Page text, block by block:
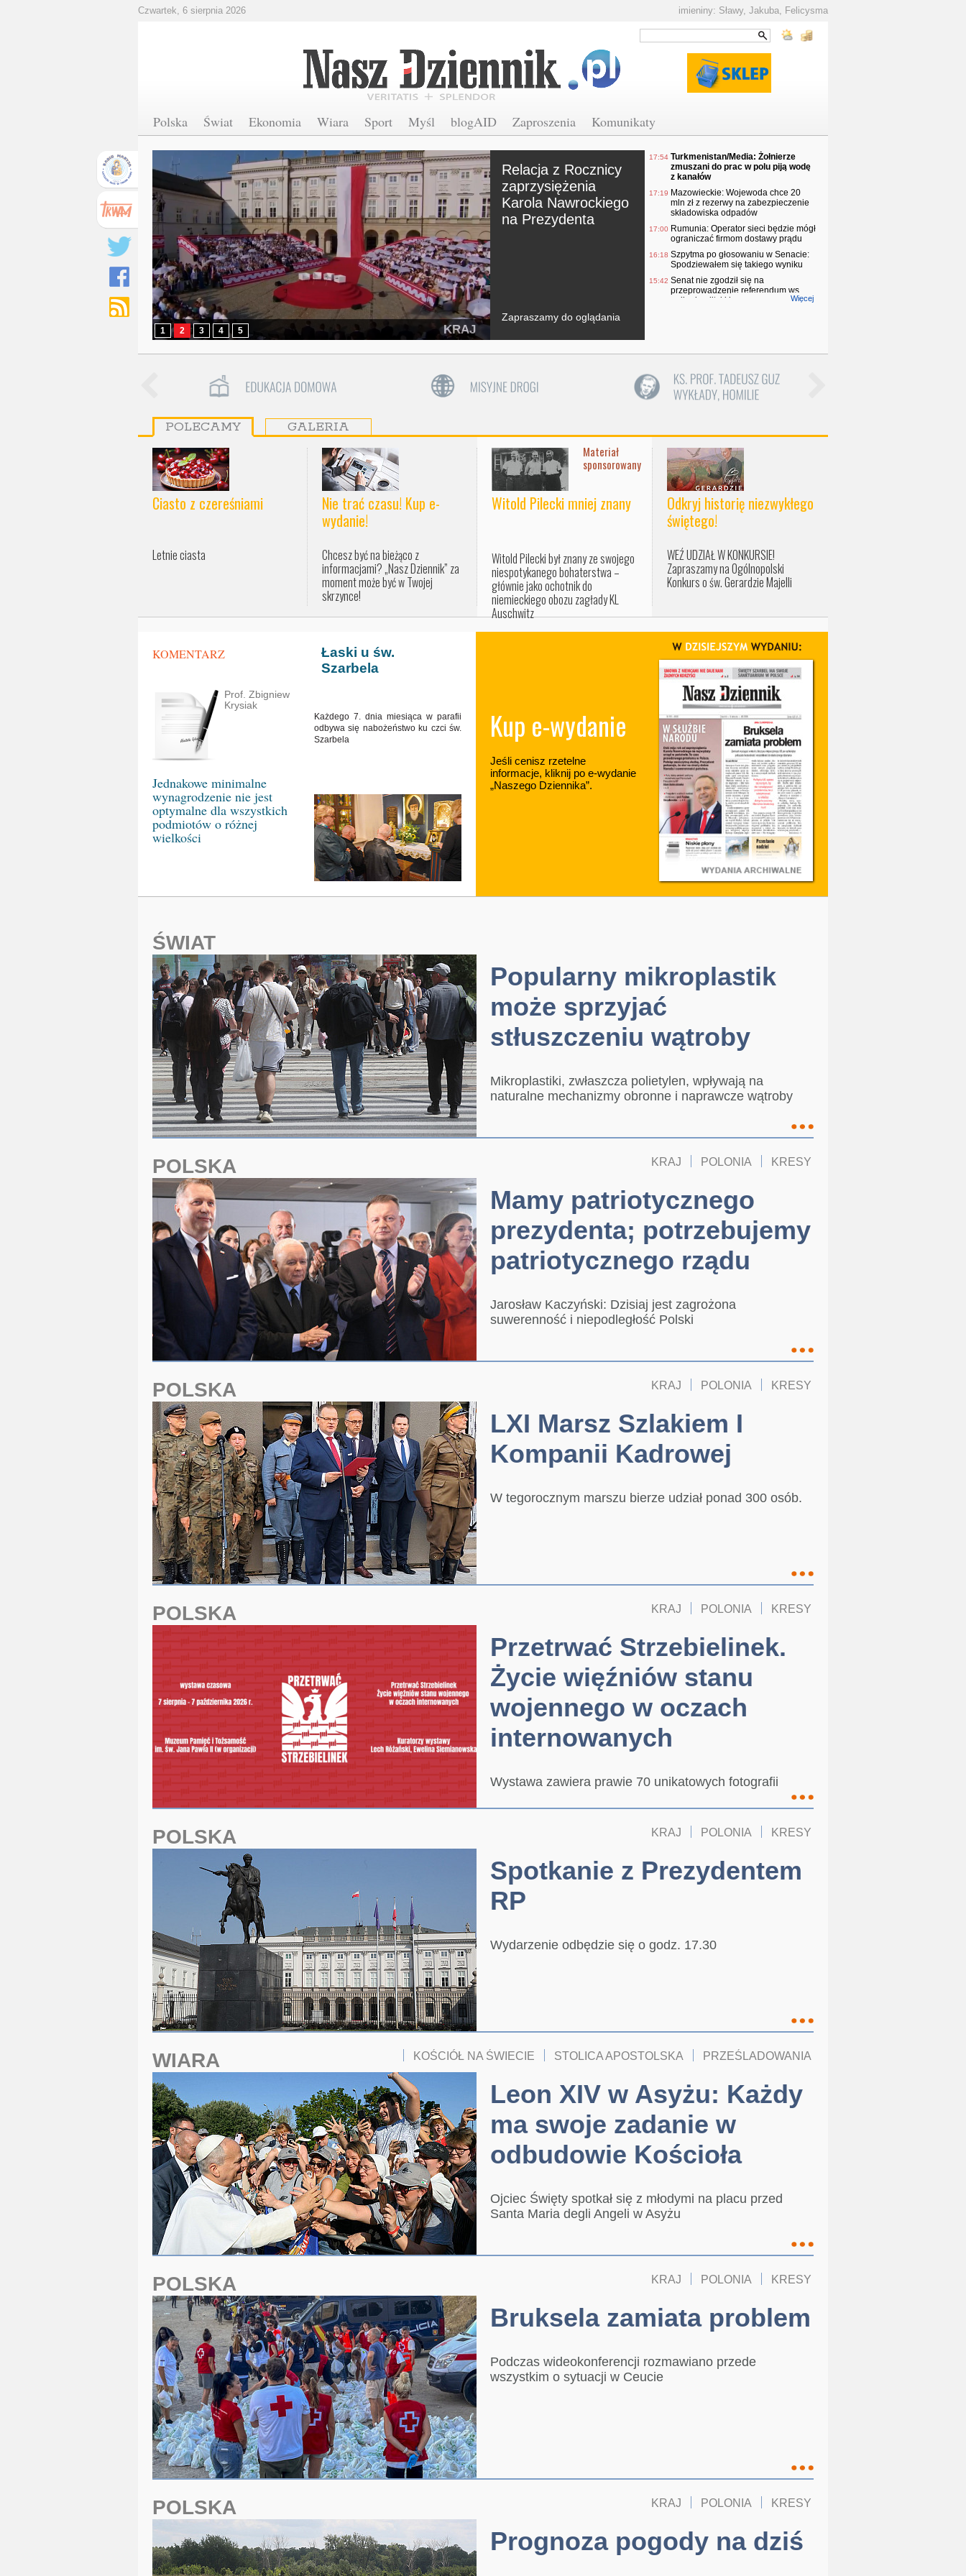
Czwartek, 6 sierpnia 2026 imieniny: Sławy, Jakuba, Felicysma
Polska Świat Ekonomia Wiara Sport Myśl blogAID Zaproszenia Komunikaty
Relacja z Rocznicy
zaprzysiężenia
Karola Nawrockiego
na Prezydenta
Zapraszamy do oglądania
KRAJ
1 2 3 4 5
17:54 Turkmenistan/Media: Żołnierze
zmuszani do prac w polu piją wodę
z kanałów
17:19 Mazowieckie: Wojewoda chce 20
mln zł z rezerwy na zabezpieczenie
składowiska odpadów
17:00 Rumunia: Operator sieci będzie mógł
ograniczać firmom dostawy prądu
16:18 Szpytma po głosowaniu w Senacie:
Spodziewałem się takiego wyniku
15:42 Senat nie zgodził się na
przeprowadzenie referendum ws.
unijnej polityki klimatycznej
Więcej
POLECAMY GALERIA
Ciasto z czereśniami
Letnie ciasta
Nie trać czasu! Kup e-
wydanie!
Chcesz być na bieżąco z
informacjami? „Nasz Dziennik” za
moment może być w Twojej
skrzynce!
Materiał
sponsorowany
Witold Pilecki mniej znany
Witold Pilecki był znany ze swojego
niespotykanego bohaterstwa –
głównie jako ochotnik do
niemieckiego obozu zagłady KL
Auschwitz
Odkryj historię niezwykłego
świętego!
WEŹ UDZIAŁ W KONKURSIE!
Zapraszamy na Ogólnopolski
Konkurs o św. Gerardzie Majelli
KOMENTARZ
Prof. Zbigniew
Krysiak
Jednakowe minimalne
wynagrodzenie nie jest
optymalne dla wszystkich
podmiotów o różnej
wielkości
Łaski u św.
Szarbela
Każdego 7. dnia miesiąca w parafii
odbywa się nabożeństwo ku czci św.
Szarbela
Kup e-wydanie
Jeśli cenisz rzetelne
informacje, kliknij po e-wydanie
„Naszego Dziennika”.
ŚWIAT
Popularny mikroplastik
może sprzyjać
stłuszczeniu wątroby
Mikroplastiki, zwłaszcza polietylen, wpływają na
naturalne mechanizmy obronne i naprawcze wątroby
POLSKA KRESY
POLONIA
KRAJ
Mamy patriotycznego
prezydenta; potrzebujemy
patriotycznego rządu
Jarosław Kaczyński: Dzisiaj jest zagrożona
suwerenność i niepodległość Polski
POLSKA KRESY
POLONIA
KRAJ
LXI Marsz Szlakiem I
Kompanii Kadrowej
W tegorocznym marszu bierze udział ponad 300 osób.
POLSKA KRESY
POLONIA
KRAJ
Przetrwać Strzebielinek.
Życie więźniów stanu
wojennego w oczach
internowanych
Wystawa zawiera prawie 70 unikatowych fotografii
POLSKA KRESY
POLONIA
KRAJ
Spotkanie z Prezydentem
RP
Wydarzenie odbędzie się o godz. 17.30
WIARA PRZEŚLADOWANIA
STOLICA APOSTOLSKA
KOŚCIÓŁ NA ŚWIECIE
Leon XIV w Asyżu: Każdy
ma swoje zadanie w
odbudowie Kościoła
Ojciec Święty spotkał się z młodymi na placu przed
Santa Maria degli Angeli w Asyżu
POLSKA KRESY
POLONIA
KRAJ
Bruksela zamiata problem
Podczas wideokonferencji rozmawiano przede
wszystkim o sytuacji w Ceucie
POLSKA KRESY
POLONIA
KRAJ
Prognoza pogody na dziś